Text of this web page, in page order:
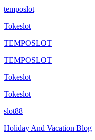
temposlot
Tokeslot
TEMPOSLOT
TEMPOSLOT
Tokeslot
Tokeslot
slot88
Holiday And Vacation Blog